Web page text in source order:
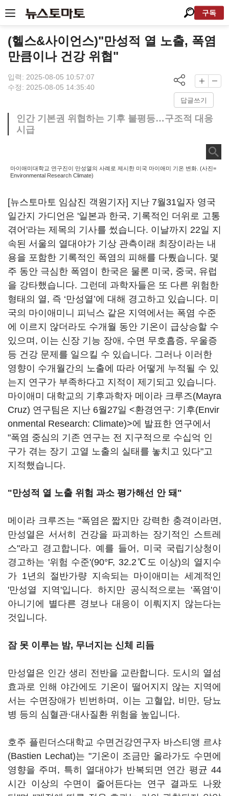
구독
(헬스&사이언스)"만성적 열 노출, 폭염
만큼이나 건강 위협"
입력: 2025-08-05 10:57:07
수정: 2025-08-05 14:35:40
답글쓰기
인간 기본권 위협하는 기후 불평등…구조적 대응
시급
마이애미대학교 연구진이 만성열의 사례로 제시한 미국 마이애미 기온 변화. (사진=
Environmental Research Climate)
[뉴스토마토 임삼진 객원기자] 지난 7월31일자 영국
일간지 가디언은 '일본과 한국, 기록적인 더위로 고통
겪어'라는 제목의 기사를 썼습니다. 이날까지 22일 지
속된 서울의 열대야가 기상 관측이래 최장이라는 내
용을 포함한 기록적인 폭염의 피해를 다뤘습니다. 몇
주 동안 극심한 폭염이 한국은 물론 미국, 중국, 유럽
을 강타했습니다. 그런데 과학자들은 또 다른 위험한
형태의 열, 즉 ‘만성열’에 대해 경고하고 있습니다. 미
국의 마이애미니 피닉스 같은 지역에서는 폭염 수준
에 이르지 않더라도 수개월 동안 기온이 급상승할 수
있으며, 이는 신장 기능 장애, 수면 무호흡증, 우울증
등 건강 문제를 일으킬 수 있습니다. 그러나 이러한
영향이 수개월간의 노출에 따라 어떻게 누적될 수 있
는지 연구가 부족하다고 지적이 제기되고 있습니다.
마이애미 대학교의 기후과학자 메이라 크루즈(Mayra
Cruz) 연구팀은 지난 6월27일 <환경연구: 기후(Envir
onmental Research: Climate)>에 발표한 연구에서
"폭염 중심의 기존 연구는 전 지구적으로 수십억 인
구가 겪는 장기 고열 노출의 실태를 놓치고 있다"고
지적했습니다.
"만성적 열 노출 위험 과소 평가해선 안 돼"
메이라 크루즈는 "폭염은 짧지만 강력한 충격이라면,
만성열은 서서히 건강을 파괴하는 장기적인 스트레
스"라고 경고합니다. 예를 들어, 미국 국립기상청이
경고하는 '위험 수준'(90°F, 32.2℃도 이상)의 열지수
가 1년의 절반가량 지속되는 마이애미는 세계적인
'만성열 지역'입니다. 하지만 공식적으로는 '폭염'이
아니기에 별다른 경보나 대응이 이뤄지지 않는다는
것입니다.
잠 못 이루는 밤, 무너지는 신체 리듬
만성열은 인간 생리 전반을 교란합니다. 도시의 열섬
효과로 인해 야간에도 기온이 떨어지지 않는 지역에
서는 수면장애가 빈번하며, 이는 고혈압, 비만, 당뇨
병 등의 심혈관·대사질환 위험을 높입니다.
호주 플린더스대학교 수면건강연구자 바스티앵 르샤
(Bastien Lechat)는 "기온이 조금만 올라가도 수면에
영향을 주며, 특히 열대야가 반복되면 연간 평균 44
시간 이상의 수면이 줄어든다는 연구 결과도 나왔